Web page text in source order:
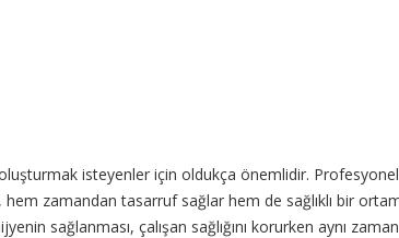
isteyenler için oldukça önemlidir.
zamandan tasarruf sağlar hem de sağlıklı bir
sağlanması, çalışan sağlığını korurken aynı